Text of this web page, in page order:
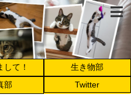
して！
生き物部
部 Twitter